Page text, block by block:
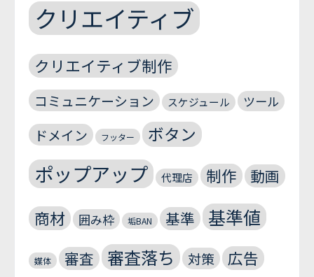
クリエイティブ
クリエイティブ制作
コミュニケーション スケジュール ツール
ドメイン フッター ボタン
ポップアップ 代理店 制作 動画
商材 囲み枠 垢BAN 基準 基準値
媒体 審査 審査落ち 対策 広告